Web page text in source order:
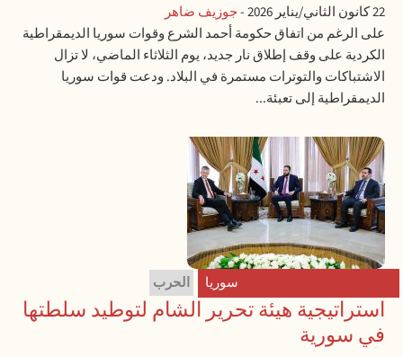
22 كانون الثاني/يناير 2026 -جوزيف ضاهر
على الرغم من اتفاق حكومة أحمد الشرع وقوات سوريا الديمقراطية
الكردية على وقف إطلاق نار جديد، يوم الثلاثاء الماضي، لا تزال
الاشتباكات والتوترات مستمرة في البلاد. ودعت قوات سوريا
الديمقراطية إلى تعبئة...
سوريا الحرب
استراتيجية هيئة تحرير الشام لتوطيد سلطتها
في سورية